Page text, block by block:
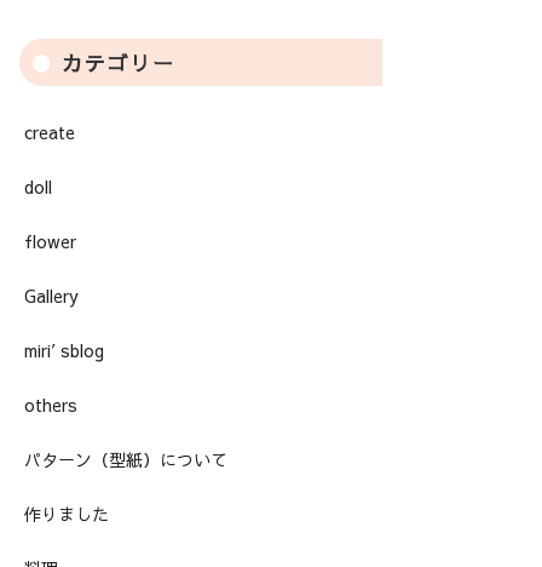
カテゴリー
create
doll
flower
Gallery
miri′sblog
others
パターン（型紙）について
作りました